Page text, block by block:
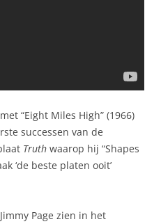
“Eight Miles High” (1966)
successen van de
Truth waarop hij “Shapes
‘de beste platen ooit’
Page zien in het